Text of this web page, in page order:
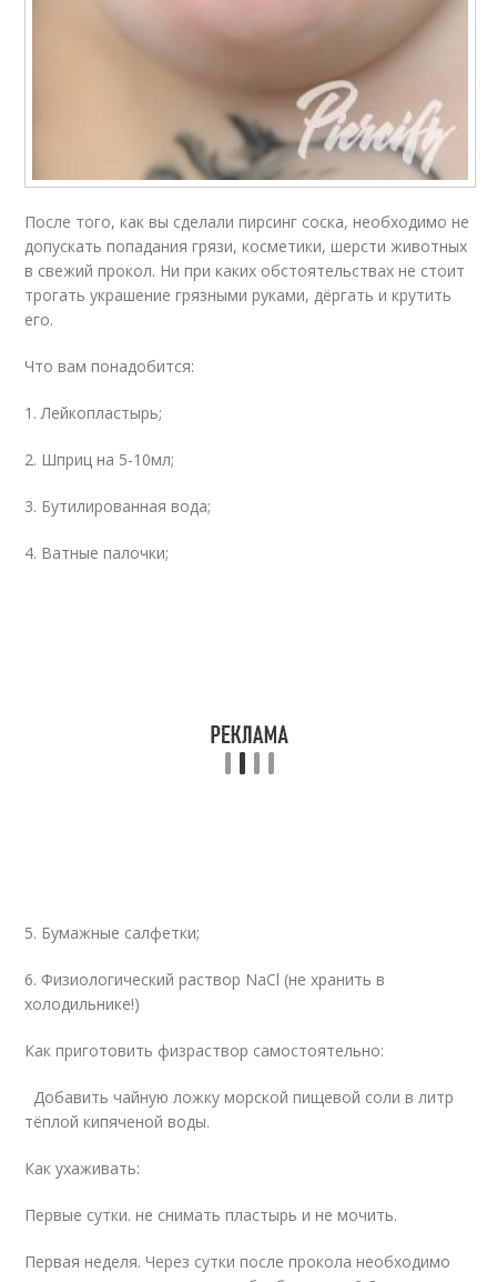
После того, как вы сделали пирсинг соска, необходимо не
допускать попадания грязи, косметики, шерсти животных
в свежий прокол. Ни при каких обстоятельствах не стоит
трогать украшение грязными руками, дёргать и крутить
его.
Что вам понадобится:
1. Лейкопластырь;
2. Шприц на 5-10мл;
3. Бутилированная вода;
4. Ватные палочки;
5. Бумажные cалфетки;
6. Физиологический раствор NaCl (не хранить в
холодильнике!)
Как приготовить физраствор самостоятельно:
Добавить чайную ложку морской пищевой соли в литр
тёплой кипяченой воды.
Как ухаживать:
Первые сутки. не снимать пластырь и не мочить.
Первая неделя. Через сутки после прокола необходимо